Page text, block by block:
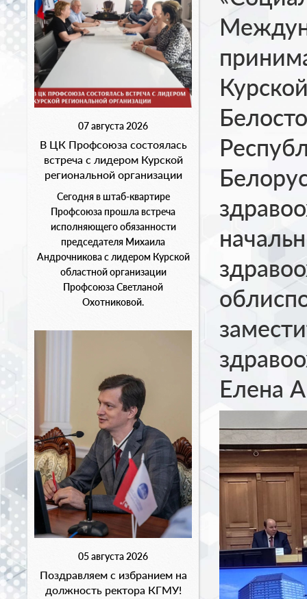
07 августа 2026
В ЦК Профсоюза состоялась
встреча с лидером Курской
региональной организации
Сегодня в штаб-квартире
Профсоюза прошла встреча
исполняющего обязанности
председателя Михаила
Андрочникова с лидером Курской
областной организации
Профсоюза Светланой
Охотниковой.
05 августа 2026
Поздравляем с избранием на
должность ректора КГМУ!
Елена